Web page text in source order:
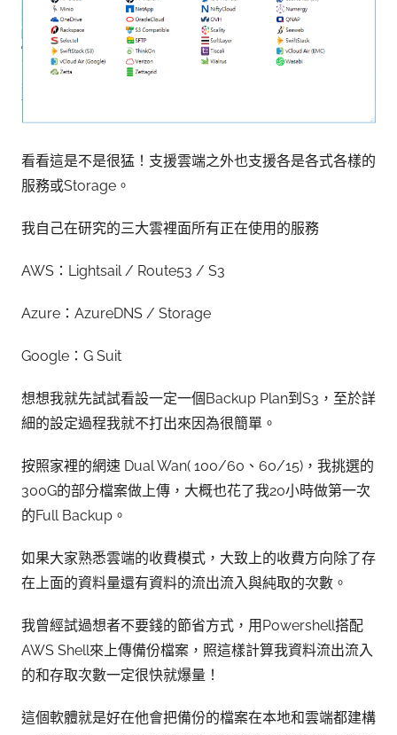
看看這是不是很猛！支援雲端之外也支援各是各式各樣的
服務或Storage。
我自己在研究的三大雲裡面所有正在使用的服務
AWS：Lightsail / Route53 / S3
Azure：AzureDNS / Storage
Google：G Suit
想想我就先試試看設一定一個Backup Plan到S3，至於詳
細的設定過程我就不打出來因為很簡單。
按照家裡的網速 Dual Wan( 100/60、60/15)，我挑選的
300G的部分檔案做上傳，大概也花了我20小時做第一次
的Full Backup。
如果大家熟悉雲端的收費模式，大致上的收費方向除了存
在上面的資料量還有資料的流出流入與純取的次數。
我曾經試過想者不要錢的節省方式，用Powershell搭配
AWS Shell來上傳備份檔案，照這樣計算我資料流出流入
的和存取次數一定很快就爆量！
這個軟體就是好在他會把備份的檔案在本地和雲端都建構